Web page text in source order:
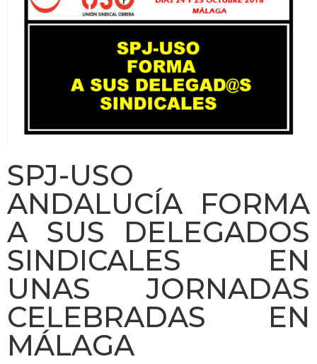
SPJ-USO
ANDALUCÍA FORMA
A SUS DELEGADOS
SINDICALES EN
UNAS JORNADAS
CELEBRADAS EN
MÁLAGA